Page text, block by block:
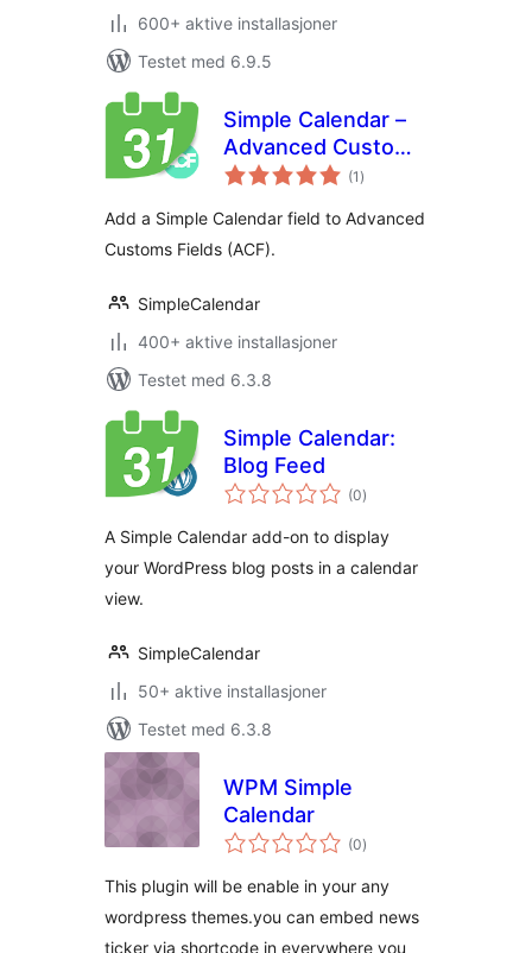
600+ aktive installasjoner
Testet med 6.9.5
Simple Calendar –
Advanced Custom
Fields
(1 totale
vurderinger
)
Add a Simple Calendar field to Advanced
Customs Fields (ACF).
SimpleCalendar
400+ aktive installasjoner
Testet med 6.3.8
Simple Calendar:
Blog Feed
(0totale
vurderinger
)
A Simple Calendar add-on to display
your WordPress blog posts in a calendar
view.
SimpleCalendar
50+ aktive installasjoner
Testet med 6.3.8
WPM Simple
Calendar
(0totale
vurderinger
)
This plugin will be enable in your any
wordpress themes.you can embed news
ticker via shortcode in everywhere you